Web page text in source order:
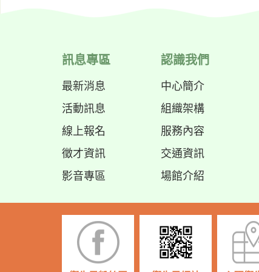
訊息專區
最新消息
活動訊息
線上報名
徵才資訊
影音專區
認識我們
中心簡介
組織架構
服務內容
交通資訊
場館介紹